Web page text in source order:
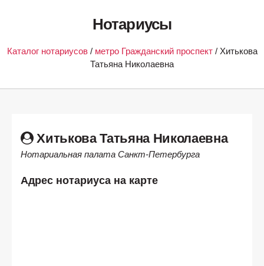
Нотариусы
Каталог нотариусов/ метро Гражданский проспект/ Хитькова
Татьяна Николаевна
Хитькова Татьяна Николаевна
Нотариальная палата Санкт-Петербурга
Адрес нотариуса на карте